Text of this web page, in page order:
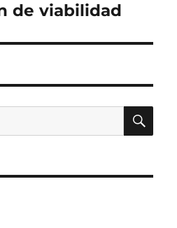
de viabilidad